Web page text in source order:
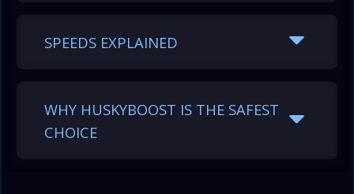
Level range Days
200–300
SPEEDS EXPLAINED
WHY HUSKYBOOST IS THE SAFEST
CHOICE